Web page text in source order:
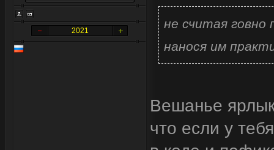
2021
не считая говно
нанося им
Вешанье
что если у